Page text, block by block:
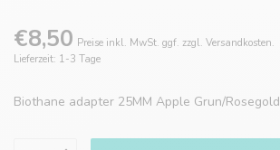
€8,50 Preise inkl. MwSt. ggf. zzgl. Versandkosten.
Lieferzeit: 1-3 Tage
Biothane adapter 25MM Apple Grun/Rosegold